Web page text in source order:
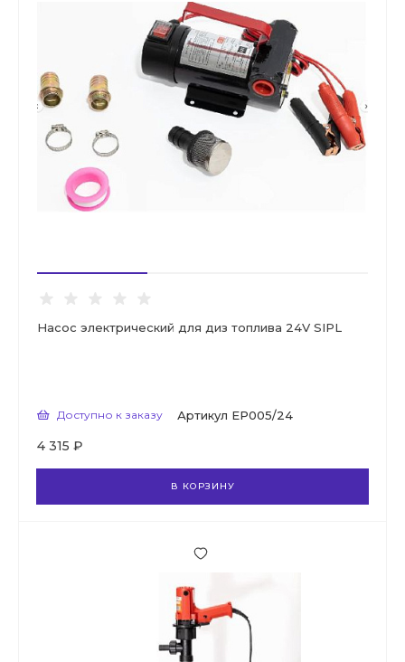
Насос электрический для диз топлива 24V SIPL
Доступно к заказу Артикул EP005/24
4 315 ₽
В КОРЗИНУ